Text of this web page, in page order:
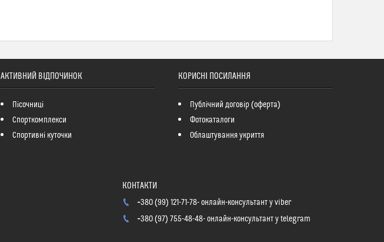
АКТИВНИЙ ВІДПОЧИНОК
Пісочниці
Спорткомплекси
Спортивні куточки
КОРИСНІ ПОСИЛАННЯ
Публічний договір (оферта)
Фотокаталоги
Облаштування укриття
+380 (99) 121-71-78 онлайн-консультант у viber
+380 (97) 755-48-48 онлайн-консультант у telegram